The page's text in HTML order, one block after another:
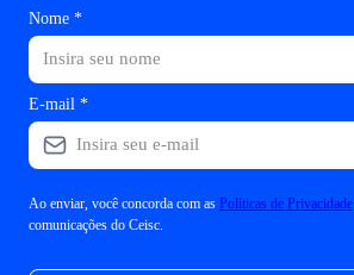
Nome *
E-mail *
Ao enviar, você concorda com as Políticas de Privacidade
comunicações do Ceisc.